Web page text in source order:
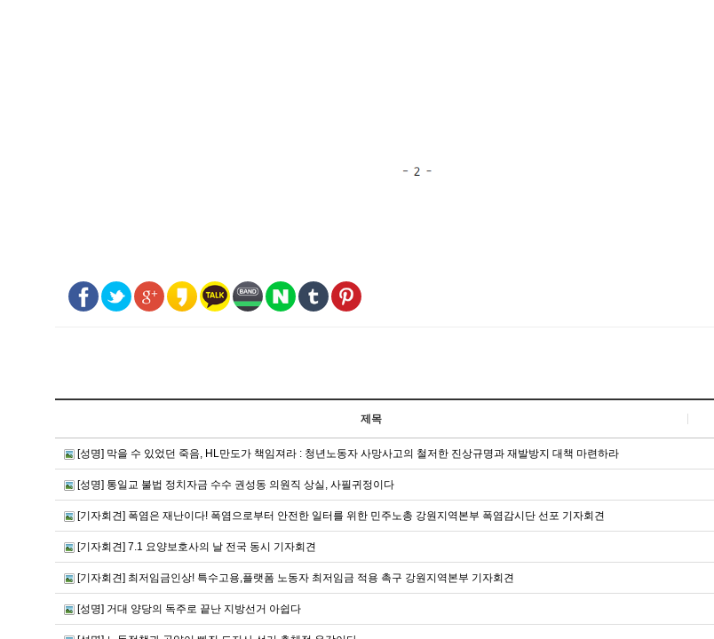
제목
[성명] 막을 수 있었던 죽음, HL만도가 책임져라 : 청년노동자 사망사고의 철저한 진상규명과 재발방지 대책 마련하라
[성명] 통일교 불법 정치자금 수수 권성동 의원직 상실, 사필귀정이다
[기자회견] 폭염은 재난이다! 폭염으로부터 안전한 일터를 위한 민주노총 강원지역본부 폭염감시단 선포 기자회견
[기자회견] 7.1 요양보호사의 날 전국 동시 기자회견
[기자회견] 최저임금인상! 특수고용,플랫폼 노동자 최저임금 적용 촉구 강원지역본부 기자회견
[성명] 거대 양당의 독주로 끝난 지방선거 아쉽다